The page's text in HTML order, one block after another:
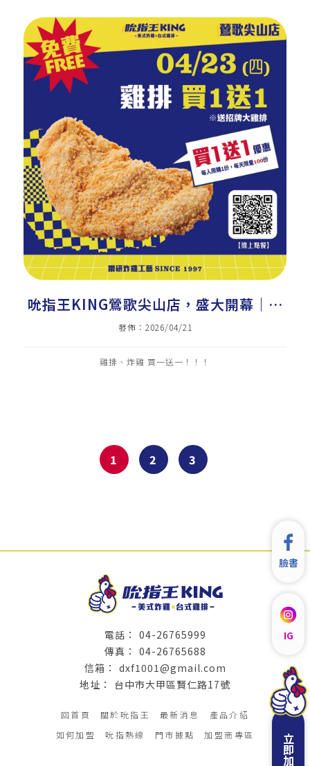
吮指王KING鶯歌尖山店，盛大開幕｜美
式炸雞加盟｜炸雞店加盟｜雞排加盟｜小
發佈：2026/04/21
雞排、炸雞 買一送一！！！
1 2 3
04-26765999
04-26765688
dxf1001@gmail.com
台中市大甲區賢仁路17號
回首頁 關於吮指王 最新消息
產品介紹
如何加盟
吮指熱線 門市據點 加盟商專區
臉書
IG
立即加盟